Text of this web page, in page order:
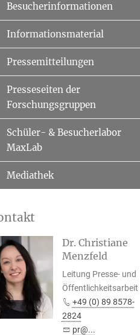
Besucherinformationen
Informationsmaterial
Pressemitteilungen
Presseseiten der
Forschungsgruppen
Schüler- & Besucherlabor
MaxLab
Mediathek
Dr. Christiane
Menzfeld
Leitung Presse- und
Öffentlichkeitsarbeit
+49 (0) 89 8578-
2824
pr@...